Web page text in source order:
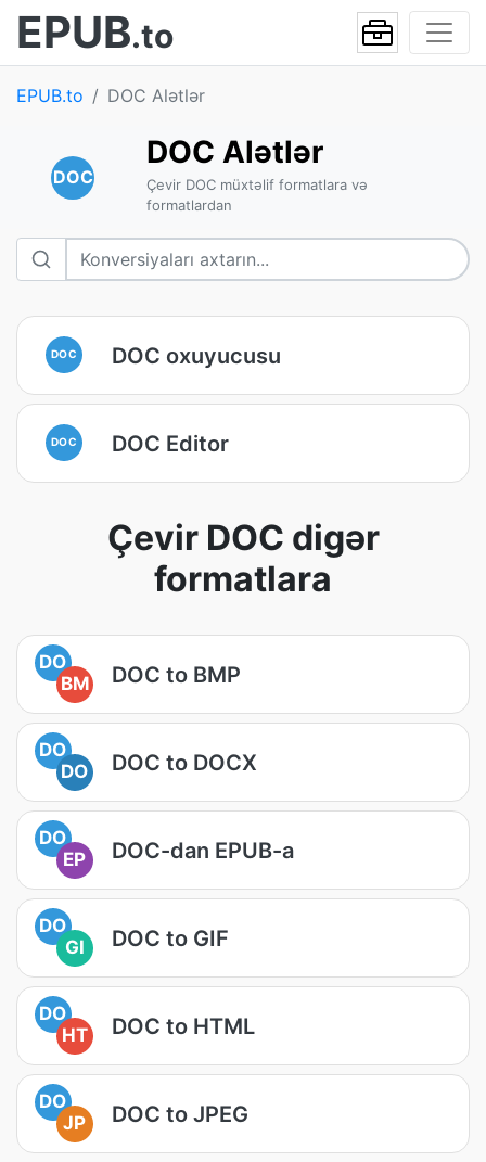
EPUB.to
EPUB.to DOC Alətlər
DOC
DOC Alətlər
Çevir DOC müxtəlif formatlara və
formatlardan
DOC DOC oxuyucusu
DOC DOC Editor
Çevir DOC digər
formatlara
DO
BM
DOC to BMP
DO
DO
DOC to DOCX
DO
EP
DOC-dan EPUB-a
DO
GI
DOC to GIF
DO
HT
DOC to HTML
DO
JP
DOC to JPEG